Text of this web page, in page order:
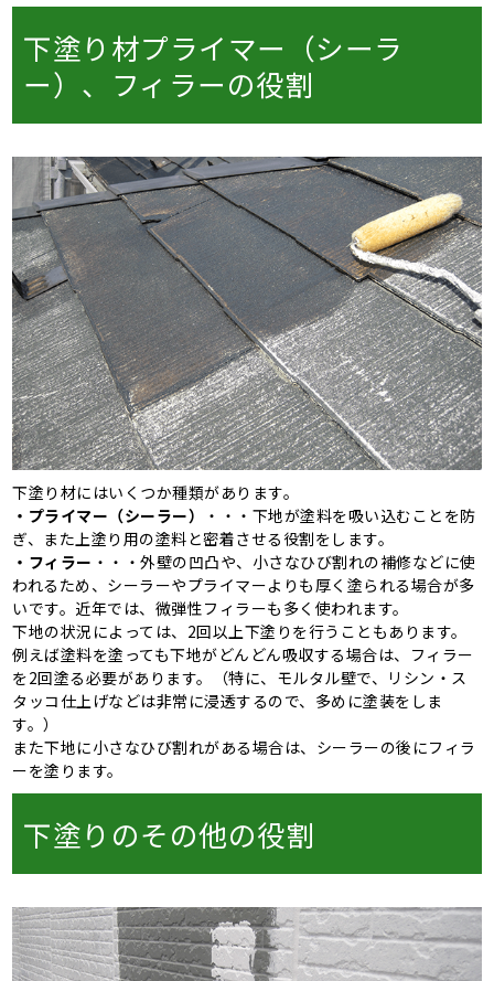
下塗り材プライマー（シーラ
ー）、フィラーの役割
下塗り材にはいくつか種類があります。
・プライマー（シーラー）
・・・下地が塗料を吸い込むことを防
ぎ、また上塗り用の塗料と密着させる役割をします。
・フィラー ・・・外壁の凹凸や、小さなひび割れの補修などに使
われるため、シーラーやプライマーよりも厚く塗られる場合が多
いです。近年では、微弾性フィラーも多く使われます。
下地の状況によっては、2回以上下塗りを行うこともあります。
例えば塗料を塗っても下地がどんどん吸収する場合は、フィラー
を2回塗る必要があります。（特に、モルタル壁で、リシン・ス
タッコ仕上げなどは非常に浸透するので、多めに塗装をしま
す。）
また下地に小さなひび割れがある場合は、シーラーの後にフィラ
ーを塗ります。
下塗りのその他の役割